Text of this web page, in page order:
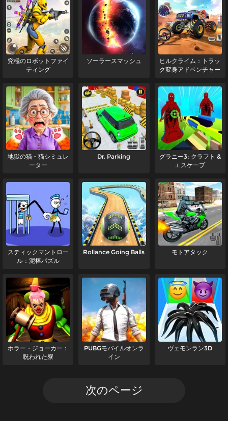
究極のロボットファイ
ティング
ソーラースマッシュ
ヒルクライム：トラッ
ク変身アドベンチャー
地獄の猫 - 猫シミュレ
ーター
Dr. Parking
グラニー3: クラフト &
エスケープ
スティックマントロー
ル：泥棒パズル
Rollance Going Balls モトアタック
ホラー・ジョーカー：
呪われた寮
PUBGモバイルオンラ
イン
ヴェモンラン3D
次のページ